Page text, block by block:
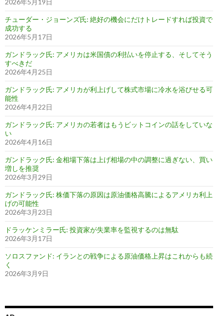
2026年5月19日
チューダー・ジョーンズ氏: 絶好の機会にだけトレードすれば投資で
成功する
2026年5月17日
ガンドラック氏: アメリカは米国債の利払いを停止する、そしてそう
すべきだ
2026年4月25日
ガンドラック氏: アメリカが利上げして株式市場に冷水を浴びせる可
能性
2026年4月22日
ガンドラック氏: アメリカの若者はもうビットコインの話をしていな
い
2026年4月16日
ガンドラック氏: 金相場下落は上げ相場の中の調整に過ぎない、買い
増しを推奨
2026年3月29日
ガンドラック氏: 株価下落の原因は原油価格高騰によるアメリカ利上
げの可能性
2026年3月23日
ドラッケンミラー氏: 投資家が失業率を監視するのは無駄
2026年3月17日
ソロスファンド: イランとの戦争による原油価格上昇はこれからも続
く
2026年3月9日